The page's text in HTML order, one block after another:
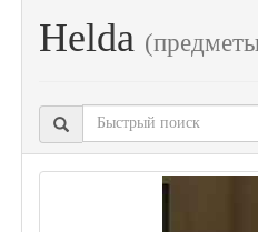
Helda